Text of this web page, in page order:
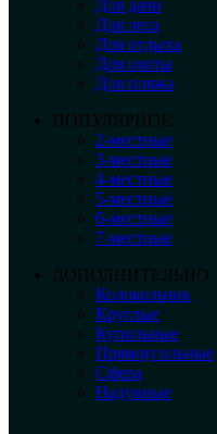
Для дачи
Для леса
Для отдыха
Для охоты
Для пляжа
ПОПУЛЯРНОЕ
2-местные
3-местные
4-местные
5-местные
6-местные
7-местные
ДОПОЛНИТЕЛЬНО
Колокольчик
Круглые
Купольные
Прямоугольные
Сфера
Надувные